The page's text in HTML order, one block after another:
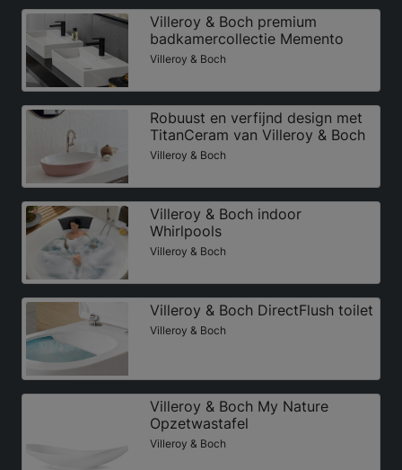
Villeroy & Boch premium
badkamercollectie Memento
Villeroy & Boch
Robuust en verfijnd design met
TitanCeram van Villeroy & Boch
Villeroy & Boch
Villeroy & Boch indoor
Whirlpools
Villeroy & Boch
Villeroy & Boch DirectFlush toilet
Villeroy & Boch
Villeroy & Boch My Nature
Opzetwastafel
Villeroy & Boch